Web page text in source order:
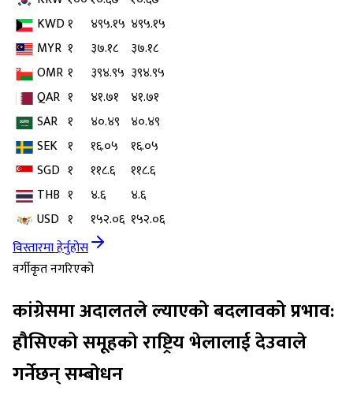
KWD१ ४९५.१५ ४९५.१५
MYR १ ३७.१८
३७.१८
OMR १ ३९४.९५ ३९४.९५
QAR १ ४१.७१
४१.७१
SAR १ ४०.४९ ४०.४९
SEK १ १६.०५
१६.०५
SGD १ ११८.६
११८.६
THB १ ४.६
४.६
USD १ १५२.०६ १५२.०६
विस्तारमा हेर्नुहोस
वर्गीकृत नगरिएको
कांग्रेसमा अदालतले ल्याएको बदलावको प्रभाव:
हौसिएको समूहको राष्ट्रिय भेलालाई देउवाले
गर्नेछन् सम्बोधन